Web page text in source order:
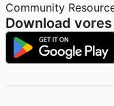
Community
Download